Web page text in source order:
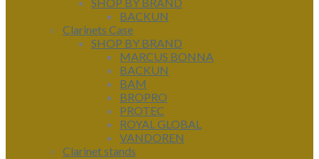
BACKUN
Clarinets Case
SHOP BY BRAND
MARCUS BONNA
BACKUN
BAM
BROPRO
PROTEC
ROYAL GLOBAL
VANDOREN
Clarinet stands